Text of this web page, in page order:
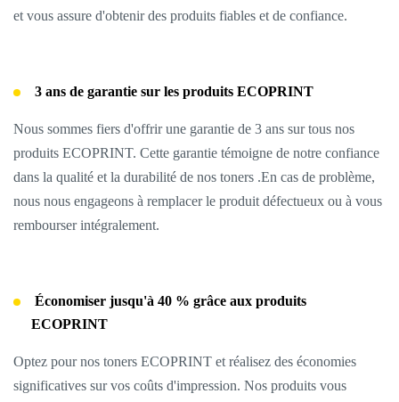
et vous assure d'obtenir des produits fiables et de confiance.
3 ans de garantie sur les produits ECOPRINT
Nous sommes fiers d'offrir une garantie de 3 ans sur tous nos
produits ECOPRINT. Cette garantie témoigne de notre confiance
dans la qualité et la durabilité de nos toners .En cas de problème,
nous nous engageons à remplacer le produit défectueux ou à vous
rembourser intégralement.
Économiser jusqu'à 40 % grâce aux produits
ECOPRINT
Optez pour nos toners ECOPRINT et réalisez des économies
significatives sur vos coûts d'impression. Nos produits vous